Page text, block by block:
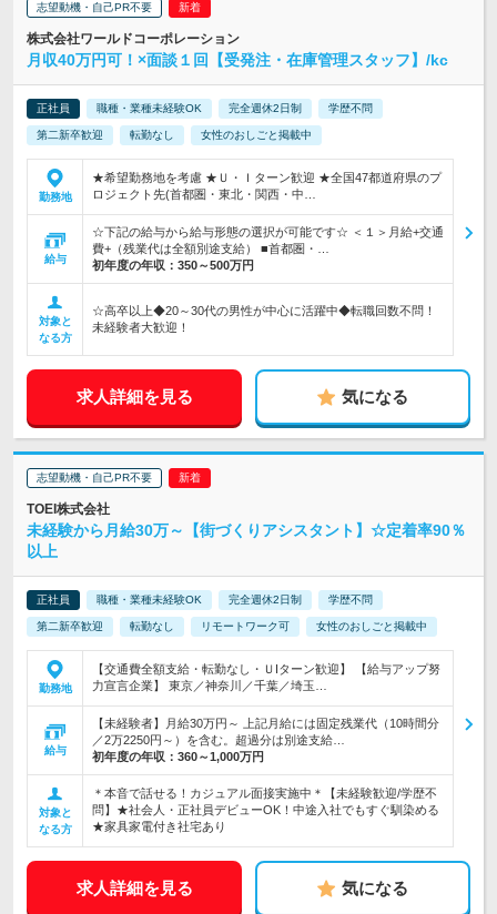
志望動機・自己PR不要
株式会社ワールドコーポレーション
月収40万円可！×面談１回【受発注・在庫管理スタッフ】/kc
正社員 職種・業種未経験OK 完全週休2日制 学歴不問
第二新卒歓迎 転勤なし 女性のおしごと掲載中
勤務地
★希望勤務地を考慮 ★Ｕ・Ｉターン歓迎 ★全国47都道府県のプ
ロジェクト先(首都圏・東北・関西・中…
給与
☆下記の給与から給与形態の選択が可能です☆ ＜１＞月給+交通
費+（残業代は全額別途支給） ■首都圏・…
初年度の年収： 350～500万円
対象と
なる方
☆高卒以上◆20～30代の男性が中心に活躍中◆転職回数不問！
未経験者大歓迎！
求人詳細を見る 気になる
志望動機・自己PR不要
TOEI株式会社
未経験から月給30万～【街づくりアシスタント】☆定着率90％
以上
正社員 職種・業種未経験OK 完全週休2日制 学歴不問
第二新卒歓迎 転勤なし リモートワーク可 女性のおしごと掲載中
勤務地
【交通費全額支給・転勤なし・ＵIターン歓迎】 【給与アップ努
力宣言企業】 東京／神奈川／千葉／埼玉…
給与
【未経験者】月給30万円～ 上記月給には固定残業代（10時間分
／2万2250円～）を含む。超過分は別途支給…
初年度の年収： 360～1,000万円
対象と
なる方
＊本音で話せる！カジュアル面接実施中＊【未経験歓迎/学歴不
問】★社会人・正社員デビューOK！中途入社でもすぐ馴染める
★家具家電付き社宅あり
求人詳細を見る 気になる